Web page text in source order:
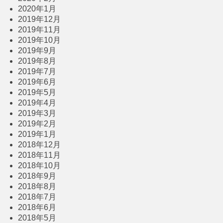
2020年1月
2019年12月
2019年11月
2019年10月
2019年9月
2019年8月
2019年7月
2019年6月
2019年5月
2019年4月
2019年3月
2019年2月
2019年1月
2018年12月
2018年11月
2018年10月
2018年9月
2018年8月
2018年7月
2018年6月
2018年5月